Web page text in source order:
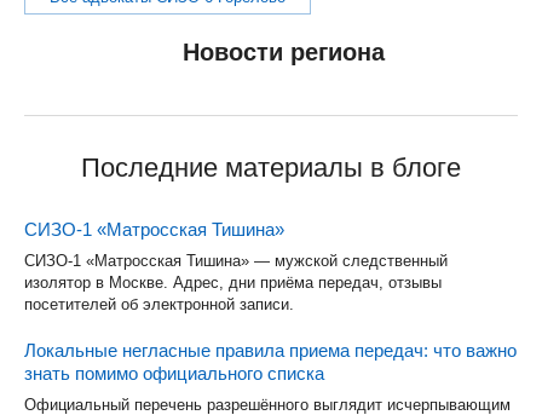
Новости региона
Последние материалы в блоге
СИЗО-1 «Матросская Тишина»
СИЗО-1 «Матросская Тишина» — мужской следственный
изолятор в Москве. Адрес, дни приёма передач, отзывы
посетителей об электронной записи.
Локальные негласные правила приема передач: что важно
знать помимо официального списка
Официальный перечень разрешённого выглядит исчерпывающим